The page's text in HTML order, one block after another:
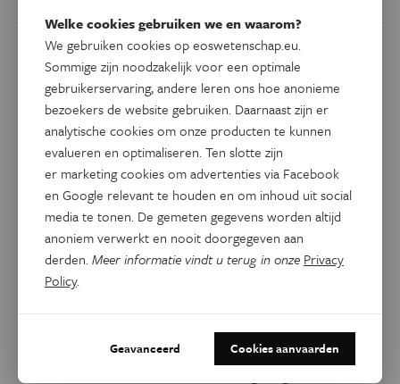
Technologie
Dieselwagens vervuilen meer dan wat de huidige tests
detecteren. De overtollige uitstoot alleen al is per jaar
Welke cookies gebruiken we en waarom?
We gebruiken cookies op eoswetenschap.eu.
Sommige zijn noodzakelijk voor een optimale
gebruikerservaring, andere leren ons hoe anonieme
bezoekers de website gebruiken. Daarnaast zijn er
analytische cookies om onze producten te kunnen
evalueren en optimaliseren. Ten slotte zijn
er marketing cookies om advertenties via Facebook
en Google relevant te houden en om inhoud uit social
media te tonen. De gemeten gegevens worden altijd
anoniem verwerkt en nooit doorgegeven aan
derden.Meer informatie vindt u terug in onze Privacy
Policy.
Geavanceerd Cookies aanvaarden